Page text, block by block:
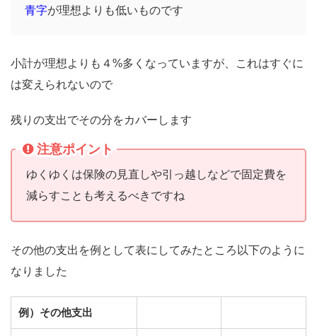
青字が理想よりも低いものです
小計が理想よりも４%多くなっていますが、これはすぐに
は変えられないので
残りの支出でその分をカバーします
注意ポイント
ゆくゆくは保険の見直しや引っ越しなどで固定費を
減らすことも考えるべきですね
その他の支出を例として表にしてみたところ以下のように
なりました
例）その他支出